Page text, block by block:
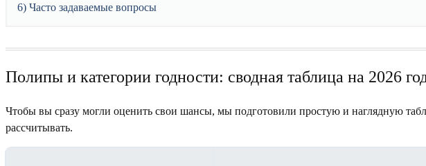
6 Часто задаваемые вопросы
Полипы и категории годности: сводная таблица на 2026
Чтобы вы сразу могли оценить свои шансы, мы подготовили простую и наглядную
рассчитывать.